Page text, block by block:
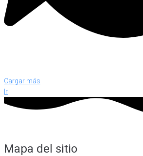
Cargar más
Ir
Mapa del sitio